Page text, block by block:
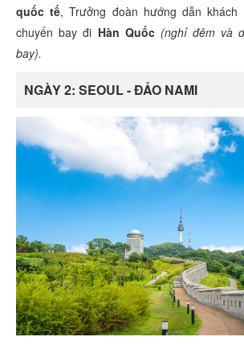
quốc tế, Trưởng đoàn hướng dẫn khách
chuyến bay đi Hàn Quốc (nghỉ đêm và
bay).
NGÀY 2: SEOUL - ĐẢO NAMI